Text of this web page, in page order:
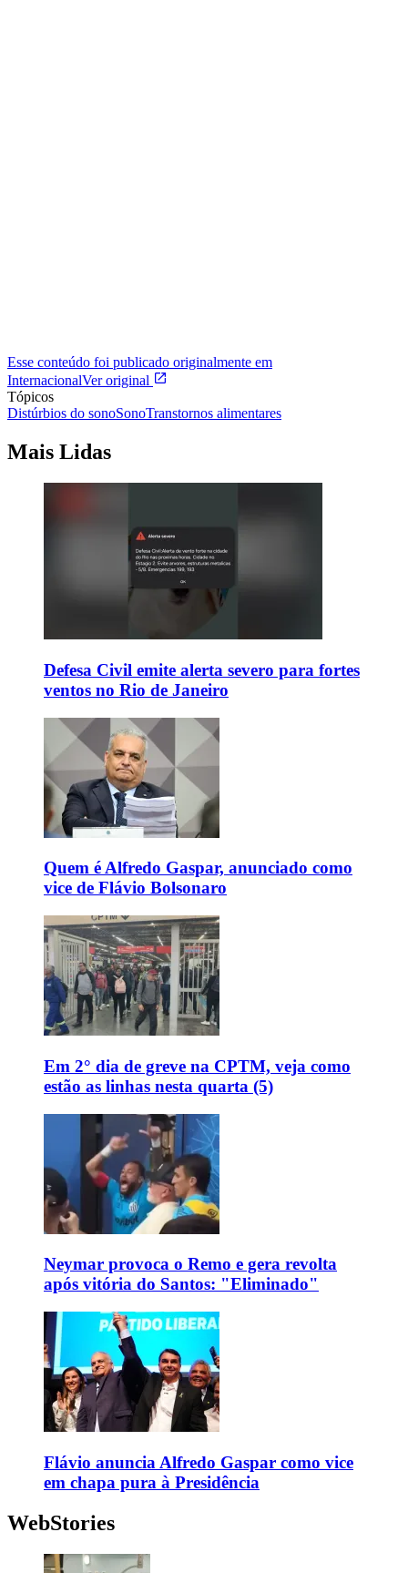
Esse conteúdo foi publicado originalmente em
InternacionalVer original
Tópicos
Distúrbios do sonoSonoTranstornos alimentares
Mais Lidas
Defesa Civil emite alerta severo para fortes
ventos no Rio de Janeiro
Quem é Alfredo Gaspar, anunciado como
vice de Flávio Bolsonaro
Em 2° dia de greve na CPTM, veja como
estão as linhas nesta quarta (5)
Neymar provoca o Remo e gera revolta
após vitória do Santos: "Eliminado"
Flávio anuncia Alfredo Gaspar como vice
em chapa pura à Presidência
WebStories